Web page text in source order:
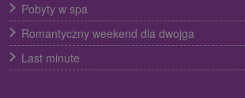
Pobyty w spa
Romantyczny weekend dla dwojga
Last minute